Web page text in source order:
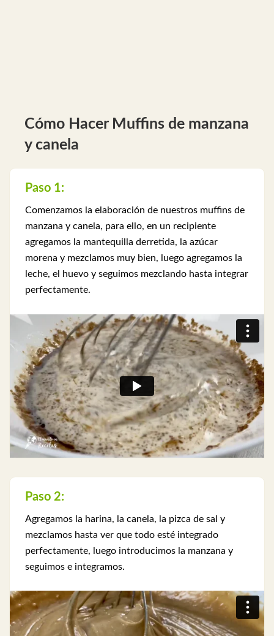
Cómo Hacer Muffins de manzana
y canela
Paso 1:
Comenzamos la elaboración de nuestros muffins de
manzana y canela, para ello, en un recipiente
agregamos la mantequilla derretida, la azúcar
morena y mezclamos muy bien, luego agregamos la
leche, el huevo y seguimos mezclando hasta integrar
perfectamente.
Paso 2:
Agregamos la harina, la canela, la pizca de sal y
mezclamos hasta ver que todo esté integrado
perfectamente, luego introducimos la manzana y
seguimos e integramos.